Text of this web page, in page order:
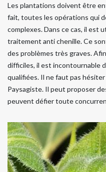
Les plantations doivent être
fait, toutes les opérations qui
complexes. Dans ce cas, il est
traitement anti chenille. Ce
des problèmes très graves.
difficiles, il est incontournable
qualifiées. Il ne faut pas
Paysagiste. Il peut proposer
peuvent défier toute